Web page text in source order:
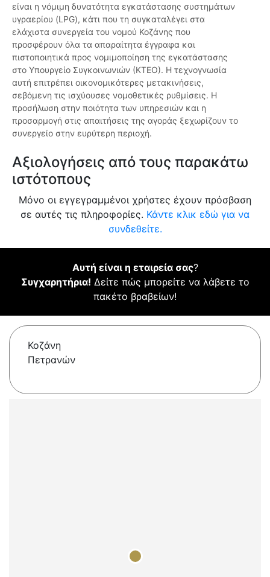
είναι η νόμιμη δυνατότητα εγκατάστασης συστημάτων
υγραερίου (LPG), κάτι που τη συγκαταλέγει στα
ελάχιστα συνεργεία του νομού Κοζάνης που
προσφέρουν όλα τα απαραίτητα έγγραφα και
πιστοποιητικά προς νομιμοποίηση της εγκατάστασης
στο Υπουργείο Συγκοινωνιών (ΚΤΕΟ). Η τεχνογνωσία
αυτή επιτρέπει οικονομικότερες μετακινήσεις,
σεβόμενη τις ισχύουσες νομοθετικές ρυθμίσεις. Η
προσήλωση στην ποιότητα των υπηρεσιών και η
προσαρμογή στις απαιτήσεις της αγοράς ξεχωρίζουν το
συνεργείο στην ευρύτερη περιοχή.
Αξιολογήσεις από τους παρακάτω
ιστότοπους
Μόνο οι εγγεγραμμένοι χρήστες έχουν πρόσβαση
σε αυτές τις πληροφορίες. Κάντε κλικ εδώ για να
συνδεθείτε.
Αυτή είναι η εταιρεία σας?
Συγχαρητήρια! Δείτε πώς μπορείτε να λάβετε το
πακέτο βραβείων!
Κοζάνη
Πετρανών